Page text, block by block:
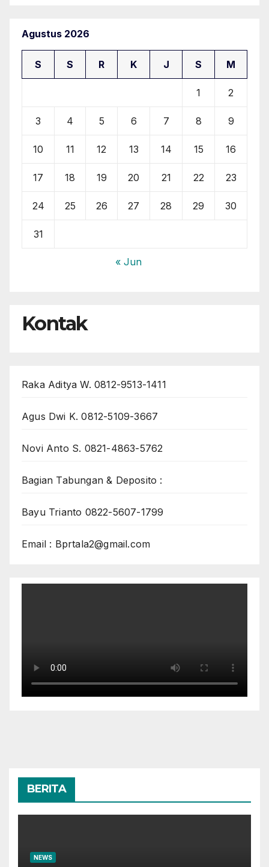
Agustus 2026
S S R K J S M
1 2
3 4 5 6 7 8 9
10 11 12 13 14 15 16
17 18 19 20 21 22 23
24 25 26 27 28 29 30
31
« Jun
Kontak
Raka Aditya W. 0812-9513-1411
Agus Dwi K. 0812-5109-3667
Novi Anto S. 0821-4863-5762
Bagian Tabungan & Deposito :
Bayu Trianto 0822-5607-1799
Email : Bprtala2@gmail.com
BERITA
NEWS